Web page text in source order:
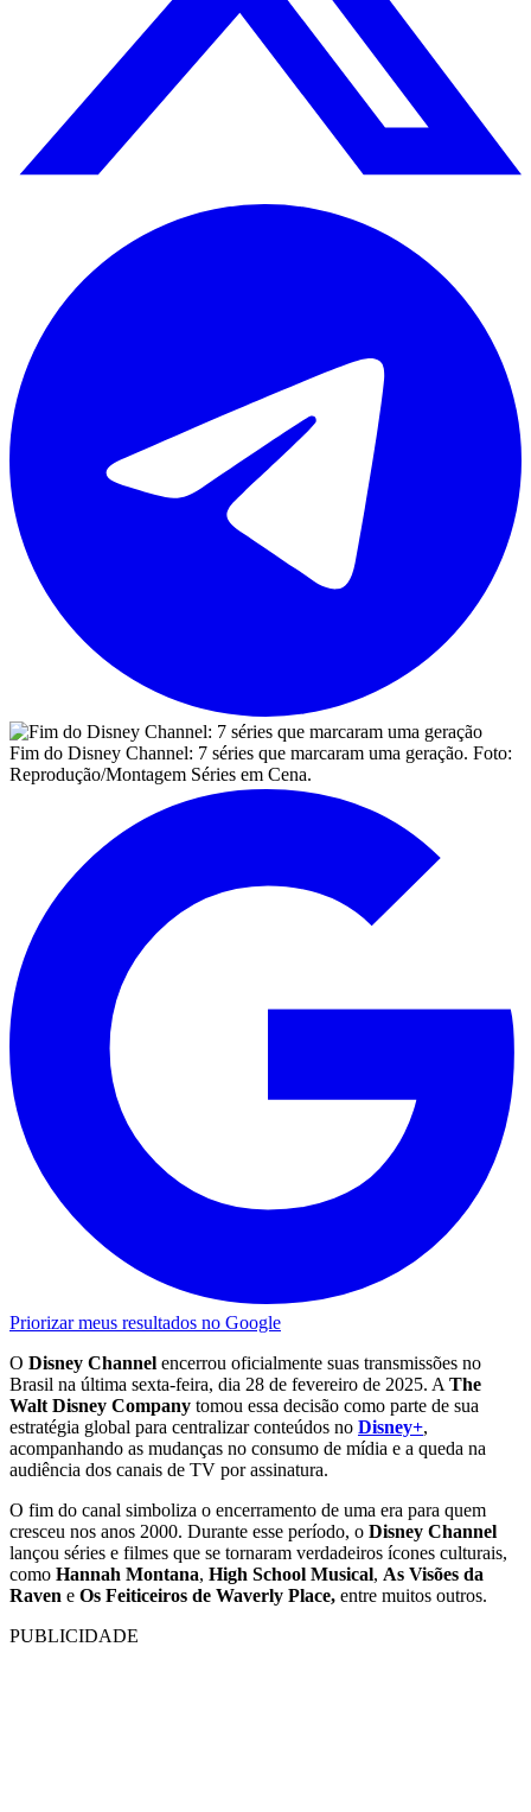
Fim do Disney Channel: 7 séries que marcaram uma geração. Foto:
Reprodução/Montagem Séries em Cena.
Priorizar meus resultados no Google
O Disney Channel encerrou oficialmente suas transmissões no
Brasil na última sexta-feira, dia 28 de fevereiro de 2025. A The
Walt Disney Company tomou essa decisão como parte de sua
estratégia global para centralizar conteúdos no Disney+,
acompanhando as mudanças no consumo de mídia e a queda na
audiência dos canais de TV por assinatura.
O fim do canal simboliza o encerramento de uma era para quem
cresceu nos anos 2000. Durante esse período, o Disney Channel
lançou séries e filmes que se tornaram verdadeiros ícones culturais,
como Hannah Montana, High School Musical, As Visões da
Raven e Os Feiticeiros de Waverly Place, entre muitos outros.
PUBLICIDADE